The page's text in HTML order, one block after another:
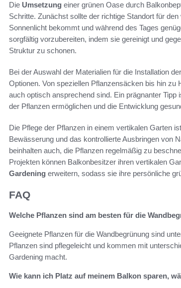
Die Umsetzung einer grünen Oase durch
Schritte. Zunächst sollte der richtige Standort für
Sonnenlicht bekommt und während des Tages
sorgfältig vorzubereiten, indem sie gereinigt und
Struktur zu schonen.
Bei der Auswahl der Materialien für die Installation
Optionen. Von speziellen Pflanzensäcken bis hin zu
auch optisch ansprechend sind. Ein prägnanter
der Pflanzen ermöglichen und die Entwicklung
Die Pflege der Pflanzen in einem vertikalen Garten
Bewässerung und das kontrollierte Ausbringen von
beinhalten auch, die Pflanzen regelmäßig zu
Projekten können Balkonbesitzer ihren vertikalen
Gardening erweitern, sodass sie ihre persönliche
FAQ
Welche Pflanzen sind am besten für die
Geeignete Pflanzen für die Wandbegrünung sind
Pflanzen sind pflegeleicht und kommen mit
Gardening macht.
Wie kann ich Platz auf meinem Balkon sparen,